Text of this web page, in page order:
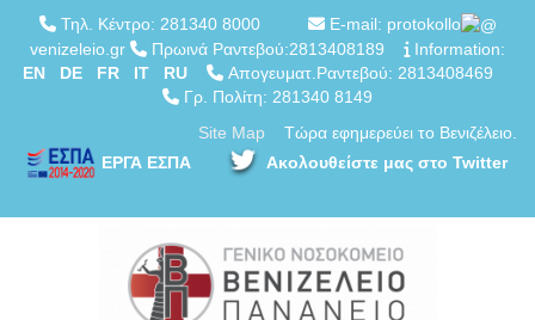
Τηλ. Κέντρο: 281340 8000
E-mail: protokollo
venizeleio.gr
Πρωινά Ραντεβού:2813408189
Information:
EN
DE FR IT RU
Απογευματ.Ραντεβού: 2813408469
Γρ. Πολίτη: 281340 8149
Site Map Τώρα εφημερεύει το Βενιζέλειο.
ΕΡΓΑ ΕΣΠΑ
Ακολουθείστε μας στο Twitter